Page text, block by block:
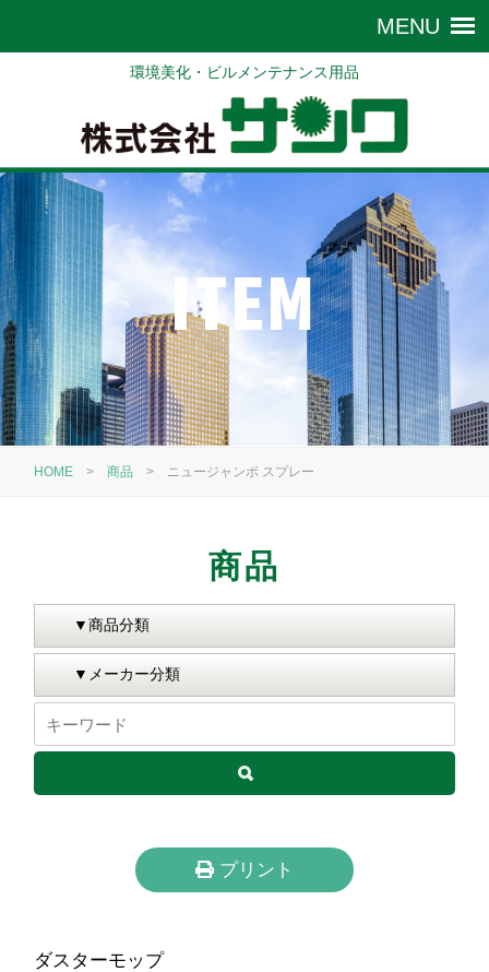
環境美化・ビルメンテナンス用品
ITEM
HOME >商品 > ニュージャンボ スプレー
商品
プリント
ダスターモップ